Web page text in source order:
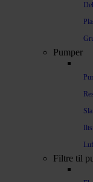
Pumper
Filtre til